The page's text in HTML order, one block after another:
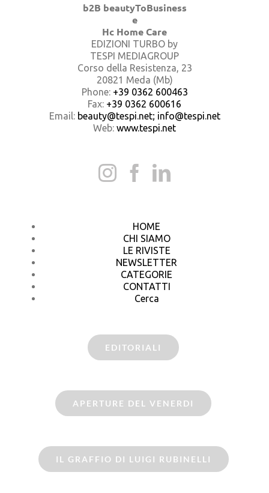
b2B beautyToBusiness
e
Hc Home Care
EDIZIONI TURBO by
TESPI MEDIAGROUP
Corso della Resistenza, 23
20821 Meda (Mb)
Phone: +39 0362 600463
Fax: +39 0362 600616
Email: beauty@tespi.net; info@tespi.net
Web: www.tespi.net
HOME
CHI SIAMO
LE RIVISTE
NEWSLETTER
CATEGORIE
CONTATTI
Cerca
EDITORIALI
APERTURE DEL VENERDI
IL GRAFFIO DI LUIGI RUBINELLI